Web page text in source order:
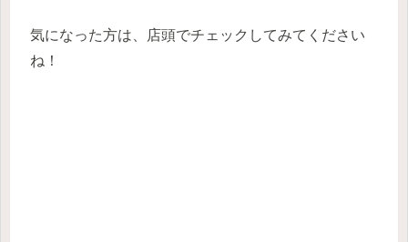
気になった方は、店頭でチェックしてみてください
ね！